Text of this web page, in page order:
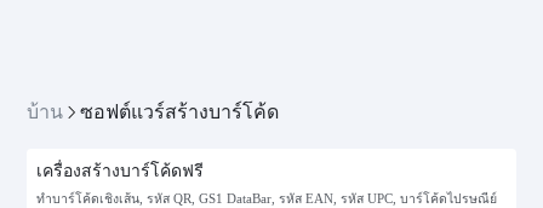
บ้าน ซอฟต์แวร์สร้างบาร์โค้ด
เครื่องสร้างบาร์โค้ดฟรี
ทำบาร์โค้ดเชิงเส้น, รหัส QR, GS1 DataBar, รหัส EAN, รหัส UPC, บาร์โค้ดไปรษณีย์